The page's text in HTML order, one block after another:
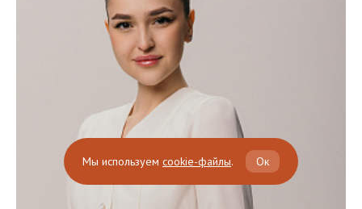
Мы используем cookie-файлы. Ок